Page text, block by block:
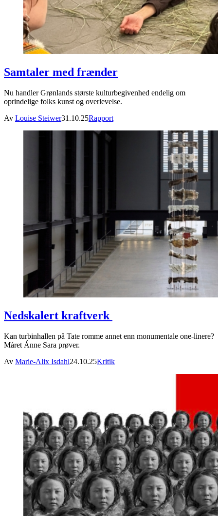
Samtaler med frænder
Nu handler Grønlands største kulturbegivenhed endelig om
oprindelige folks kunst og overlevelse.
Av Louise Steiwer31.10.25Rapport
Nedskalert kraftverk
Kan turbinhallen på Tate romme annet enn monumentale one-linere?
Máret Ánne Sara prøver.
Av Marie-Alix Isdahl24.10.25Kritik